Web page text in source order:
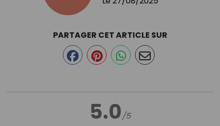
5.0/5
PARTAGER CET ARTICLE SUR